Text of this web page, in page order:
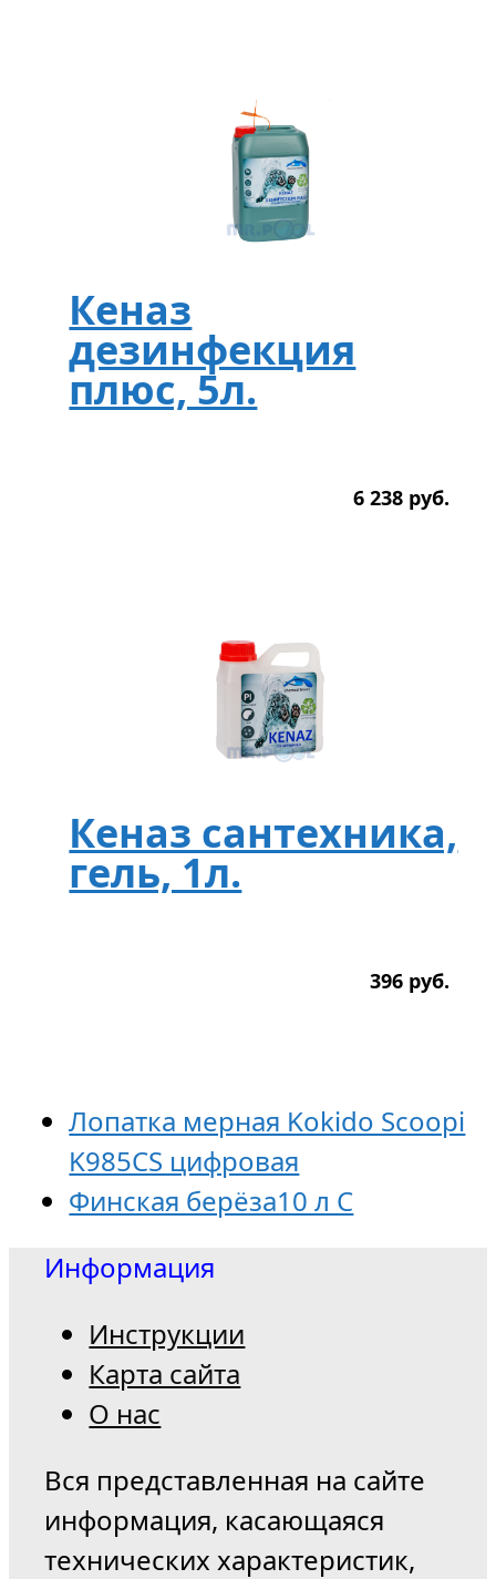
Кеназ
дезинфекция
плюс, 5л.
6 238 руб.
Кеназ сантехника,
гель, 1л.
396 руб.
Лопатка мерная Kokido Scoopi
K985CS цифровая
Финская берёза10 л C
Информация
Инструкции
Карта сайта
О нас
Вся представленная на сайте
информация, касающаяся
технических характеристик,